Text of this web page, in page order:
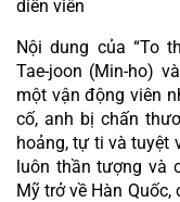
diễn viên
Nội dung của “To
Tae-joon (Min-ho)
một vận động viên
cố, anh bị chấn
hoảng, tự ti và tuyệt
luôn thần tượng và
Mỹ trở về Hàn